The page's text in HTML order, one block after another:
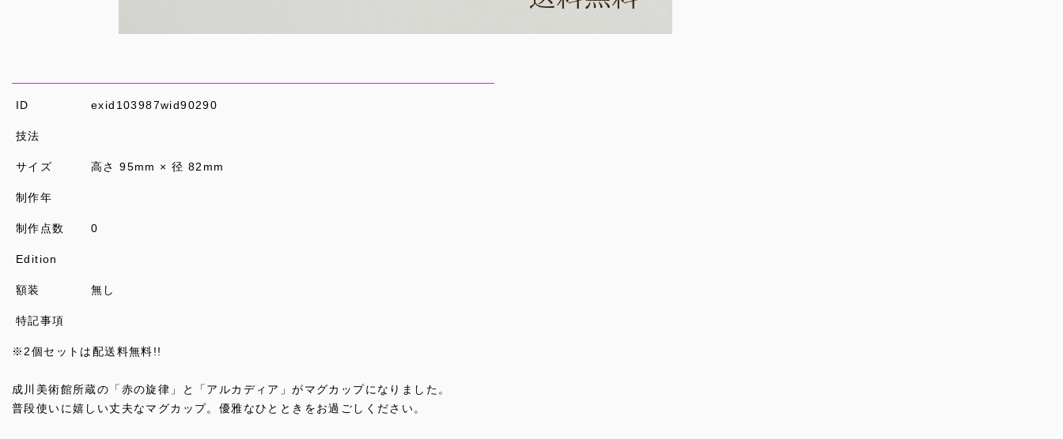
ID exid103987wid90290
技法
サイズ 高さ 95mm × 径 82mm
制作年
制作点数 0
Edition
額装 無し
特記事項
※2個セットは配送料無料!!
成川美術館所蔵の「赤の旋律」と「アルカディア」がマグカップになりました。
普段使いに嬉しい丈夫なマグカップ。優雅なひとときをお過ごしください。